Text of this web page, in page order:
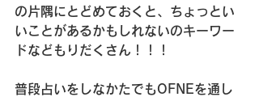
の片隅にとどめておくと、ちょっとい
いことがあるかもしれないのキーワー
ドなどもりだくさん！！！
普段占いをしなかたでもOFNEを通し